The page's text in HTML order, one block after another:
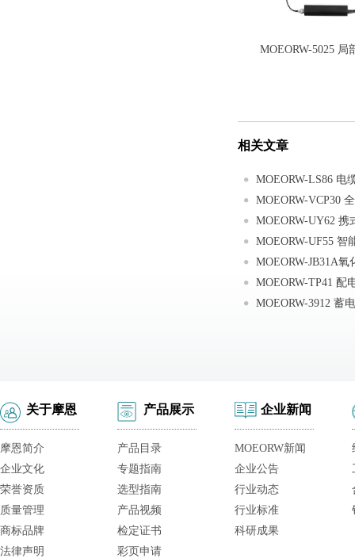
MOEORW-5025 局
相关文章
关于摩恩
摩恩简介
企业文化
荣誉资质
质量管理
商标品牌
法律声明
产品展示
产品目录
专题指南
选型指南
产品视频
检定证书
彩页申请
企业新闻
MOEORW新闻
企业公告
行业动态
行业标准
科研成果